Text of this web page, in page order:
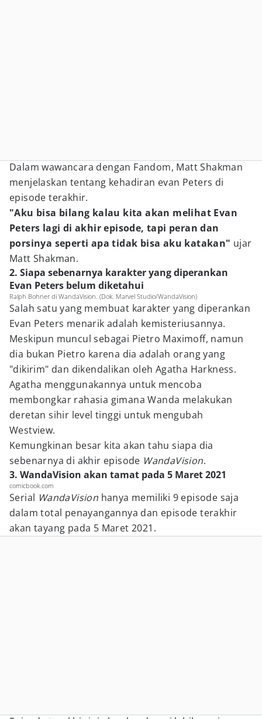
Dalam wawancara dengan Fandom, Matt Shakman
menjelaskan tentang kehadiran evan Peters di
episode terakhir.
"Aku bisa bilang kalau kita akan melihat Evan
Peters lagi di akhir episode, tapi peran dan
porsinya seperti apa tidak bisa aku katakan" ujar
Matt Shakman.
2. Siapa sebenarnya karakter yang diperankan
Evan Peters belum diketahui
Ralph Bohner di WandaVision. (Dok. Marvel Studio/WandaVision)
Salah satu yang membuat karakter yang diperankan
Evan Peters menarik adalah kemisteriusannya.
Meskipun muncul sebagai Pietro Maximoff, namun
dia bukan Pietro karena dia adalah orang yang
"dikirim" dan dikendalikan oleh Agatha Harkness.
Agatha menggunakannya untuk mencoba
membongkar rahasia gimana Wanda melakukan
deretan sihir level tinggi untuk mengubah
Westview.
Kemungkinan besar kita akan tahu siapa dia
sebenarnya di akhir episode WandaVision.
3. WandaVision akan tamat pada 5 Maret 2021
comicbook.com
Serial WandaVision hanya memiliki 9 episode saja
dalam total penayangannya dan episode terakhir
akan tayang pada 5 Maret 2021.